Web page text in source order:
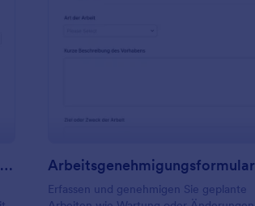
Ankündigungsformular
Personalmaßnahmen Ankündigungsformular
Vorschau
Arbeitsgenehmigungsformular
Erfassen und genehmigen Sie geplante